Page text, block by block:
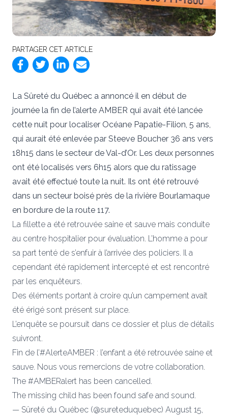
PARTAGER CET ARTICLE
La Sûreté du Québec a annoncé il en début de
journée la fin de l’alerte AMBER qui avait été lancée
cette nuit pour localiser Océane Papatie-Filion, 5 ans,
qui aurait été enlevée par Steeve Boucher 36 ans vers
18h15 dans le secteur de Val-d’Or. Les deux personnes
ont été localisés vers 6h15 alors que du ratissage
avait été effectué toute la nuit. Ils ont été retrouvé
dans un secteur boisé près de la rivière Bourlamaque
en bordure de la route 117.
La fillette a été retrouvée saine et sauve mais conduite
au centre hospitalier pour évaluation. L’homme a pour
sa part tenté de s’enfuir à l’arrivée des policiers. Il a
cependant été rapidement intercepté et est rencontré
par les enquêteurs.
Des éléments portant à croire qu’un campement avait
été érigé sont présent sur place.
L’enquête se poursuit dans ce dossier et plus de détails
suivront.
Fin de l’#AlerteAMBER : l’enfant a été retrouvée saine et
sauve. Nous vous remercions de votre collaboration.
The #AMBERalert has been cancelled.
The missing child has been found safe and sound.
— Sûreté du Québec (@sureteduquebec) August 15,